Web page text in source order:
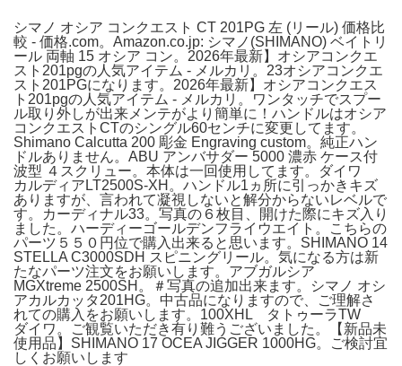
シマノ オシア コンクエスト CT 201PG 左 (リール) 価格比
較 - 価格.com。Amazon.co.jp: シマノ(SHIMANO) ベイトリ
ール 両軸 15 オシア コン。2026年最新】オシアコンクエ
スト201pgの人気アイテム - メルカリ。23オシアコンクエ
スト201PGになります。2026年最新】オシアコンクエス
ト201pgの人気アイテム - メルカリ。ワンタッチでスプー
ル取り外しが出来メンテがより簡単に！ハンドルはオシア
コンクエストCTのシングル60センチに変更してます。
Shimano Calcutta 200 彫金 Engraving custom。純正ハン
ドルありません。ABU アンバサダー 5000 濃赤 ケース付
波型 ４スクリュー。本体は一回使用してます。ダイワ
カルディアLT2500S-XH。ハンドル1ヵ所に引っかきキズ
ありますが、言われて凝視しないと解分からないレベルで
す。カーディナル33。写真の６枚目、開けた際にキズ入り
ました。ハーディーゴールデンフライウエイト。こちらの
パーツ５５０円位で購入出来ると思います。SHIMANO 14
STELLA C3000SDH スピニングリール。気になる方は新
たなパーツ注文をお願いします。アブガルシア
MGXtreme 2500SH。＃写真の追加出来ます。シマノ オシ
アカルカッタ201HG。中古品になりますので、ご理解さ
れての購入をお願いします。100XHL タトゥーラTW
ダイワ。ご観覧いただき有り難うございました。【新品未
使用品】SHIMANO 17 OCEA JIGGER 1000HG。ご検討宜
しくお願いします